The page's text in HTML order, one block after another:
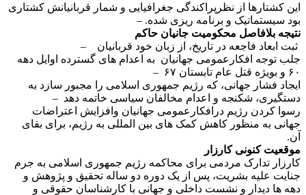
این کشتارها از نظرپراکندگی جغرافیایی و شمار قربانیانش کشتاری
بود سیستماتیک و برنامه ریزی شده. –
نتیجه بلافاصل محکومیت جانیان حاکم
ثبت ابعاد فاجعه در تاریخ، از زبان خود قربانیان –
جلب توجه افکارعمومی جهانیان به اعدام های گسترده اوایل دهه
۶٠ و بویژه قتل عام تابستان ۶۷ –
ایجاد فشار جهانی، که رژیم جمهوری اسلامی را مجبور سازد به
دستگیری، شکنجه و اعدام مخالفان سیاسی خاتمه دهد –
رسوا کردن رژیم درافکارعمومی جهانیان وافزایش اعتراضات
جهانی به منظور کاهش کمک های بین المللی به رژیم، برای بقای
آن.
موقعیت کنونی کارزار
کارزار تدارک مردمی برای محاکمه رژیم جمهوری اسلامی به جرم
جنایت علیه بشریت، پس از یک دوره دو ساله تحقیق و پژوهش و
دهه ها دیدار و نشست داخلی و جهانی با کارشناسان حقوقی و